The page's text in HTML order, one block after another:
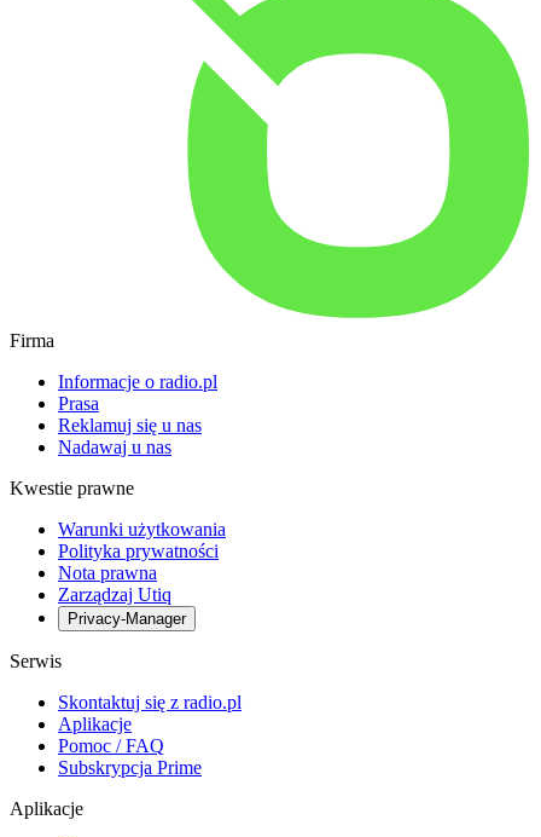
Firma
Informacje o radio.pl
Prasa
Reklamuj się u nas
Nadawaj u nas
Kwestie prawne
Warunki użytkowania
Polityka prywatności
Nota prawna
Zarządzaj Utiq
Privacy-Manager
Serwis
Skontaktuj się z radio.pl
Aplikacje
Pomoc / FAQ
Subskrypcja Prime
Aplikacje